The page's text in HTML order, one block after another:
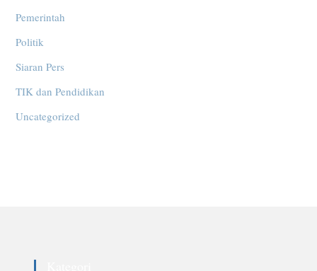
Pemerintah
Politik
Siaran Pers
TIK dan Pendidikan
Uncategorized